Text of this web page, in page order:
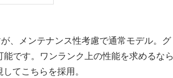
、メンテナンス性考慮で通常モデル。グ
です。ワンランク上の性能を求めるなら
てこちらを採用。